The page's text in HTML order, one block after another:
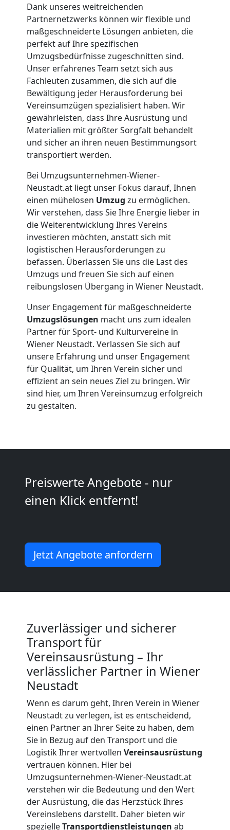
Dank unseres weitreichenden
Partnernetzwerks können wir flexible und
maßgeschneiderte Lösungen anbieten, die
perfekt auf Ihre spezifischen
Umzugsbedürfnisse zugeschnitten sind.
Unser erfahrenes Team setzt sich aus
Fachleuten zusammen, die sich auf die
Bewältigung jeder Herausforderung bei
Vereinsumzügen spezialisiert haben. Wir
gewährleisten, dass Ihre Ausrüstung und
Materialien mit größter Sorgfalt behandelt
und sicher an ihren neuen Bestimmungsort
transportiert werden.
Bei Umzugsunternehmen-Wiener-
Neustadt.at liegt unser Fokus darauf, Ihnen
einen mühelosen Umzug zu ermöglichen.
Wir verstehen, dass Sie Ihre Energie lieber in
die Weiterentwicklung Ihres Vereins
investieren möchten, anstatt sich mit
logistischen Herausforderungen zu
befassen. Überlassen Sie uns die Last des
Umzugs und freuen Sie sich auf einen
reibungslosen Übergang in Wiener Neustadt.
Unser Engagement für maßgeschneiderte
Umzugslösungen macht uns zum idealen
Partner für Sport- und Kulturvereine in
Wiener Neustadt. Verlassen Sie sich auf
unsere Erfahrung und unser Engagement
für Qualität, um Ihren Verein sicher und
effizient an sein neues Ziel zu bringen. Wir
sind hier, um Ihren Vereinsumzug erfolgreich
zu gestalten.
Preiswerte Angebote - nur
einen Klick entfernt!
Jetzt Angebote anfordern
Zuverlässiger und sicherer
Transport für
Vereinsausrüstung – Ihr
verlässlicher Partner in Wiener
Neustadt
Wenn es darum geht, Ihren Verein in Wiener
Neustadt zu verlegen, ist es entscheidend,
einen Partner an Ihrer Seite zu haben, dem
Sie in Bezug auf den Transport und die
Logistik Ihrer wertvollen Vereinsausrüstung
vertrauen können. Hier bei
Umzugsunternehmen-Wiener-Neustadt.at
verstehen wir die Bedeutung und den Wert
der Ausrüstung, die das Herzstück Ihres
Vereinslebens darstellt. Daher bieten wir
spezielleTransportdienstleistungen ab
Fernumzug
Wiener
Neustadt
Firmenumzug
Wiener
Neustadt
Büroumzug
Wiener
Neustadt
Expressumzug
Wiener
Neustadt
Tragehilfe
Wiener
Neustadt
Kleiner
Umzug
Wiener
Neustadt
Küchenumzug
Wiener
Neustadt
Umzug
und
Lagerung
Wiener
Neustadt